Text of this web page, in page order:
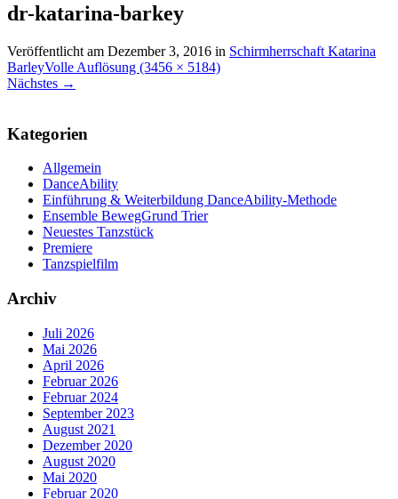
dr-katarina-barkey
Veröffentlicht am Dezember 3, 2016 in Schirmherrschaft Katarina
BarleyVolle Auflösung (3456 × 5184)
Nächstes →
Kategorien
Allgemein
DanceAbility
Einführung & Weiterbildung DanceAbility-Methode
Ensemble BewegGrund Trier
Neuestes Tanzstück
Premiere
Tanzspielfilm
Archiv
Juli 2026
Mai 2026
April 2026
Februar 2026
Februar 2024
September 2023
August 2021
Dezember 2020
August 2020
Mai 2020
Februar 2020